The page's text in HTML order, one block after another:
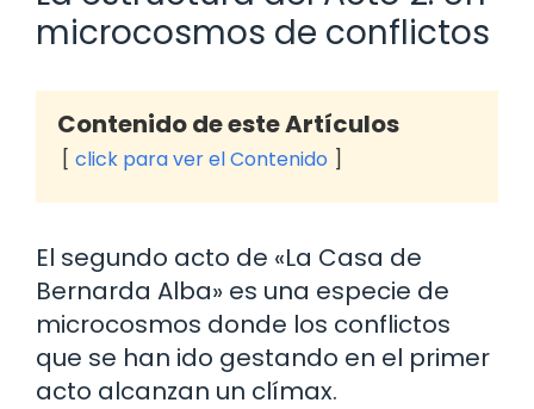
microcosmos de conflictos
Contenido de este Artículos
click para ver el Contenido
El segundo acto de «La Casa de
Bernarda Alba» es una especie de
microcosmos donde los conflictos
que se han ido gestando en el primer
acto alcanzan un clímax.